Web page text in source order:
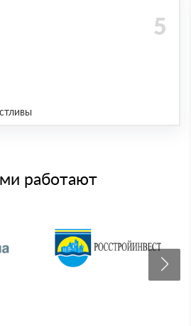
работают